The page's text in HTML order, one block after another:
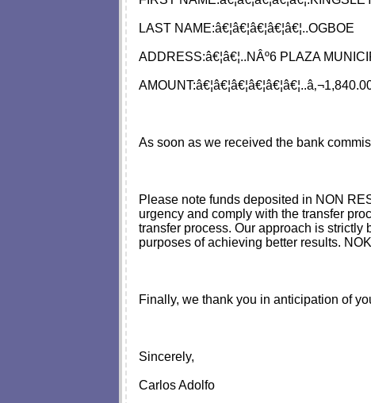
LAST NAME:â€¦â€¦â€¦â€¦â€¦..OGBOE
ADDRESS:â€¦â€¦..NÂº6 PLAZA
As soon as we received the bank
Please note funds deposited in NON
urgency and comply with the transfer
transfer process. Our approach is
purposes of achieving better results.
Finally, we thank you in anticipation of
Sincerely,
Carlos Adolfo